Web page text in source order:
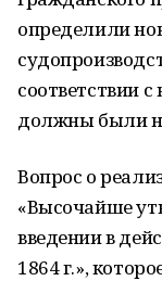
определили
соответствии
должны были
Вопрос о
«Высочайше
введении в
1864 г.»,